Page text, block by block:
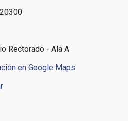
Rectorado - Ala A
en Google Maps